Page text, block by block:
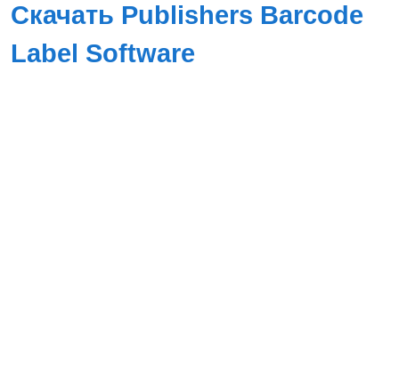
Скачать Publishers Barcode
Label Software